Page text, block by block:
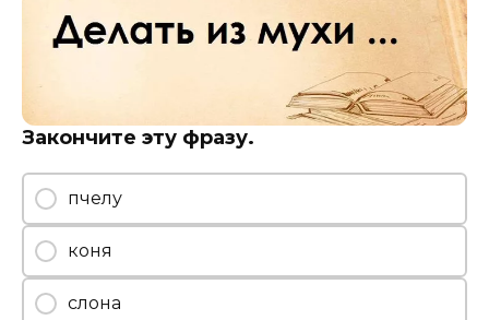
Закончите эту фразу.
пчелу
коня
слона